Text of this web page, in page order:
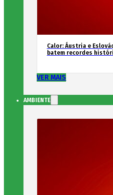
Calor: Áustria e
batem recordes
VER MAIS
AMBIENTE